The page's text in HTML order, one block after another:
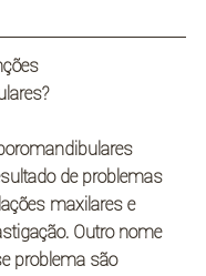
de problemas
maxilares e
Outro nome
problema são